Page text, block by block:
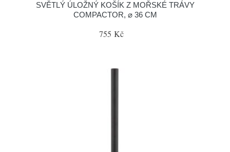
SVĚTLÝ ÚLOŽNÝ KOŠÍK Z MOŘSKÉ TRÁVY
COMPACTOR, ⌀ 36 CM
755 Kč